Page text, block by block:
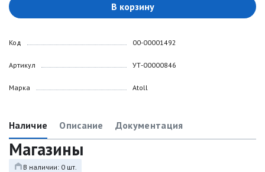
В корзину
Код
Артикул
Марка
00-00001492
УТ-00000846
Atoll
Наличие Описание Документация
Магазины
В наличии: 0 шт.